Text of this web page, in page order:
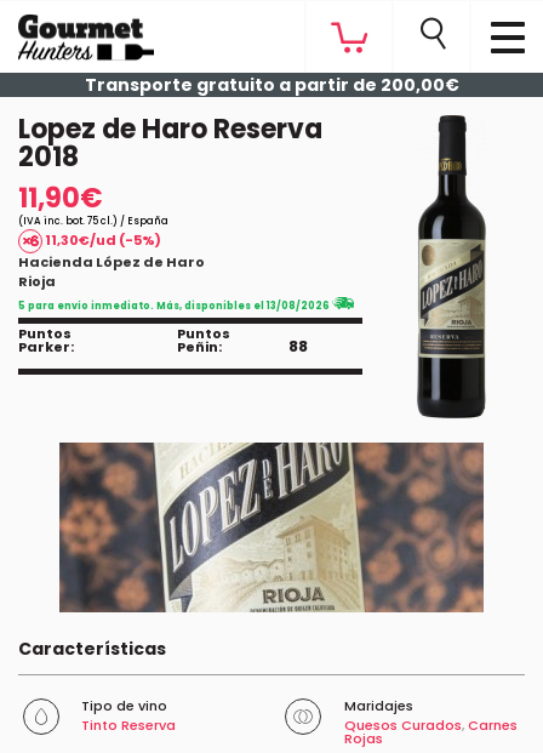
Transporte gratuito a partir de 200,00€
Lopez de Haro Reserva
2018
11,90€
(IVA inc. bot. 75 cl.) / España
11,30€/ud (-5%)
Hacienda López de Haro
Rioja
5 para envío inmediato. Más, disponibles el 13/08/2026
Puntos
Parker:
Puntos
Peñin: 88
Características
Tipo de vino
Tinto Reserva
Maridajes
Quesos Curados,Carnes
Rojas